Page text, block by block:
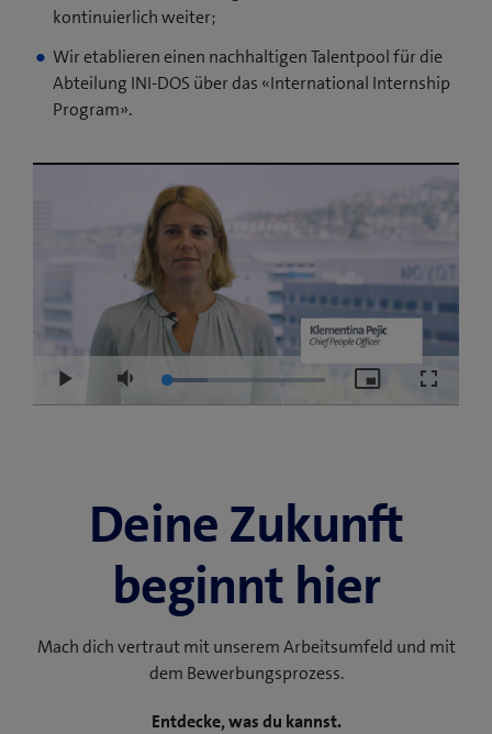
kontinuierlich weiter;
Wir etablieren einen nachhaltigen Talentpool für die
Abteilung INI-DOS über das «International Internship
Program».
Play Mute Loaded:
26.02%
Picture-
in-
Deine Zukunft
beginnt hier
Mach dich vertraut mit unserem Arbeitsumfeld und mit
dem Bewerbungsprozess.
Entdecke, was du kannst.